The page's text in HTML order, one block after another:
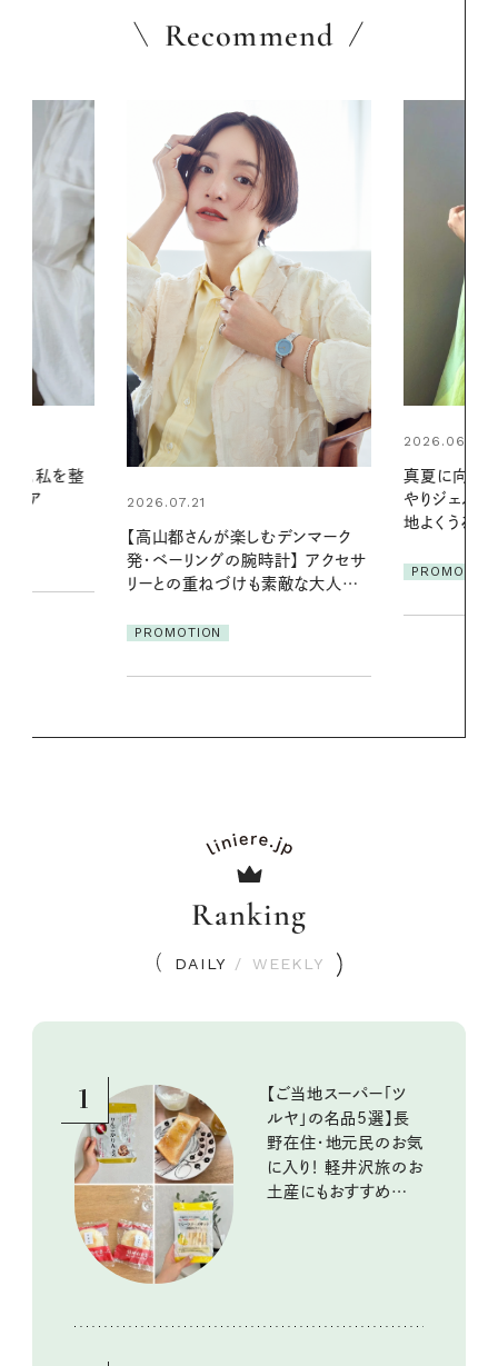
Recommend
2026.06.01
やりジェルと出合う。暑い季節に心
ア
PROMOTION
2026.06.01
お出かけ前
の一日。汗ば
に過ごす私
PROMOTION
Ranking
DAILY / WEEKLY
1
【ご当地スーパー「ツ
ルヤ」の名品5選】長
野在住・地元民のお気
に入り！ 軽井沢旅のお
土産にもおすすめのお